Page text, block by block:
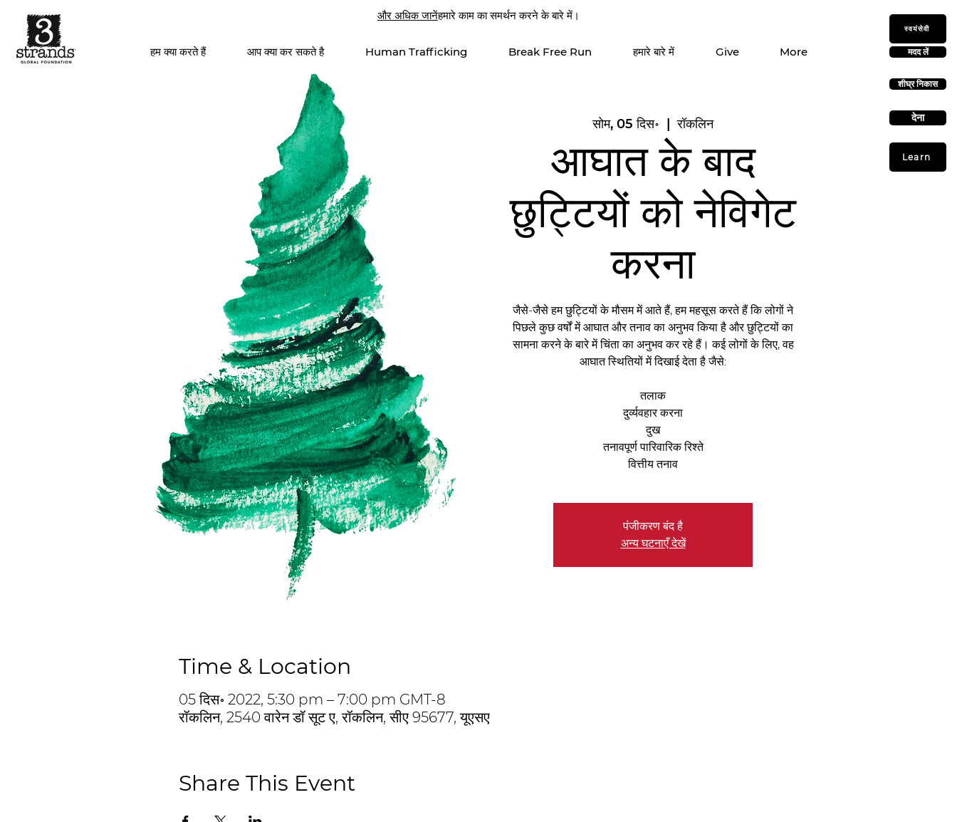
Learn
शीघ्र निकास
मदद लें
देना
स्वयंसेवी
और अधिक जानेंहमारे काम का समर्थन करने के बारे में।
हम क्या करते हैं आप क्या कर सकते है Human Trafficking Break Free Run हमारे बारे में Give More
सोम, 05 दिस॰
  |
रॉकलिन
आघात के बाद
छुट्टियों को नेविगेट
करना
जैसे-जैसे हम छुट्टियों के मौसम में आते हैं, हम महसूस करते हैं कि लोगों ने
पिछले कुछ वर्षों में आघात और तनाव का अनुभव किया है और छुट्टियों का
सामना करने के बारे में चिंता का अनुभव कर रहे हैं। कई लोगों के लिए, वह
आघात स्थितियों में दिखाई देता है जैसे:
तलाक
दुर्व्यवहार करना
दुख
तनावपूर्ण पारिवारिक रिश्ते
वित्तीय तनाव
पंजीकरण बंद है
अन्य घटनाएँ देखें
Time & Location
05 दिस॰ 2022, 5:30 pm – 7:00 pm GMT-8
रॉकलिन, 2540 वारेन डॉ सूट ए, रॉकलिन, सीए 95677, यूएसए
Share This Event